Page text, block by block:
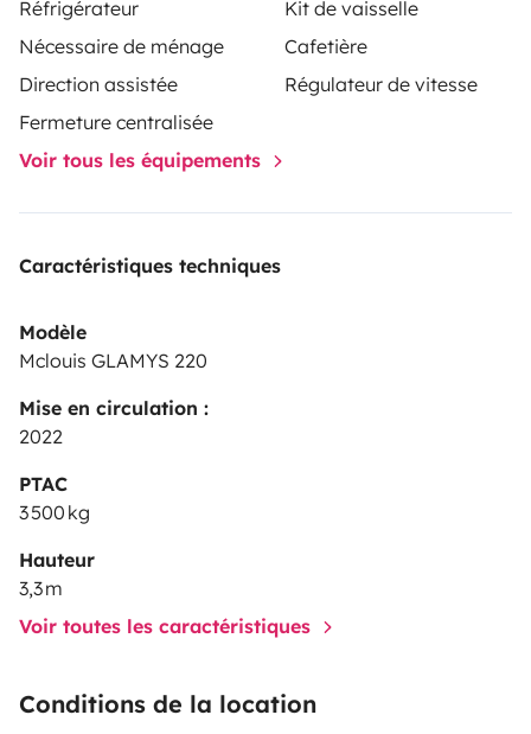
Réfrigérateur
Kit de vaisselle
Nécessaire de ménage
Cafetière
Direction assistée
Régulateur de vitesse
Fermeture centralisée
Voir tous les équipements
Caractéristiques techniques
Modèle
Mclouis GLAMYS 220
Mise en circulation :
2022
PTAC
3 500 kg
Hauteur
3,3 m
Voir toutes les caractéristiques
Conditions de la location